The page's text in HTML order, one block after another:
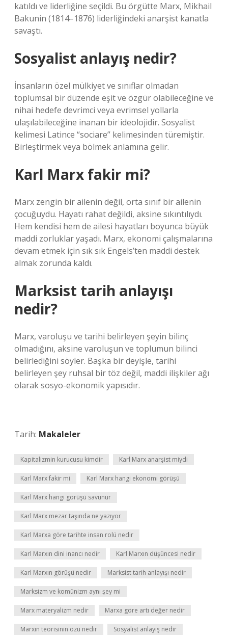
katıldı ve liderliğine seçildi. Bu örgütte Marx, Mikhail
Bakunin (1814–1876) liderliğindeki anarşist kanatla
savaştı.
Sosyalist anlayış nedir?
İnsanların özel mülkiyet ve sınıflar olmadan
toplumsal bir düzende eşit ve özgür olabileceğine ve
nihai hedefe devrimci veya evrimsel yollarla
ulaşılabileceğine inanan bir ideolojidir. Sosyalist
kelimesi Latince “sociare” kelimesinden türemiştir.
Birleştirmek veya bölmek anlamına gelir.
Karl Marx fakir mi?
Marx zengin bir ailenin değil, orta sınıf bir ailenin
çocuğuydu. Hayatı rahat değildi, aksine sıkıntılıydı.
Hem kendisi hem de ailesi hayatları boyunca büyük
maddi zorluklar yaşadı. Marx, ekonomi çalışmalarına
devam etmek için sık sık Engels’ten maddi destek
almak zorunda kaldı.
Marksist tarih anlayışı
nedir?
Marx, varoluşu ve tarihi belirleyen şeyin bilinç
olmadığını, aksine varoluşun ve toplumun bilinci
belirlediğini söyler. Başka bir deyişle, tarihi
belirleyen şey ruhsal bir töz değil, maddi ilişkiler ağı
olarak sosyo-ekonomik yapısıdır.
Tarih: Makaleler
Kapitalizmin kurucusu kimdir Karl Marx anarşist miydi
Karl Marx fakir mi Karl Marx hangi ekonomi görüşü
Karl Marx hangi görüşü savunur
Karl Marx mezar taşında ne yazıyor
Karl Marxa göre tarihte insan rolü nedir
Karl Marxın dini inancı nedir Karl Marxın düşüncesi nedir
Karl Marxın görüşü nedir Marksist tarih anlayışı nedir
Marksizm ve komünizm aynı şey mi
Marx materyalizm nedir Marxa göre artı değer nedir
Marxın teorisinin özü nedir Sosyalist anlayış nedir